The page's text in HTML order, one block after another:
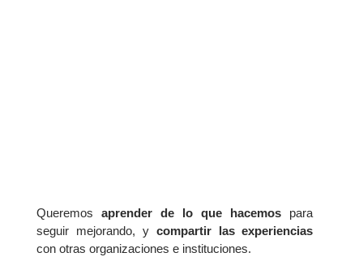
Queremosaprender de lo que hacemos para
seguir mejorando, y compartir las experiencias
con otras organizaciones e instituciones.